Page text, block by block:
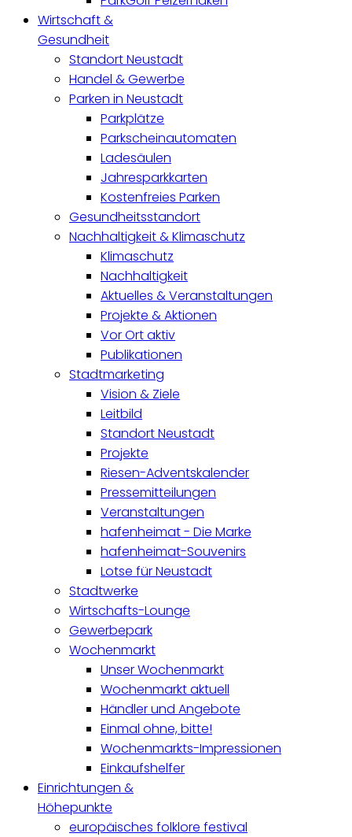
Wirtschaft &
Gesundheit
Standort Neustadt
Handel & Gewerbe
Parken in Neustadt
Parkplätze
Parkscheinautomaten
Ladesäulen
Jahresparkkarten
Kostenfreies Parken
Gesundheitsstandort
Nachhaltigkeit & Klimaschutz
Klimaschutz
Nachhaltigkeit
Aktuelles & Veranstaltungen
Projekte & Aktionen
Vor Ort aktiv
Publikationen
Stadtmarketing
Vision & Ziele
Leitbild
Standort Neustadt
Projekte
Riesen-Adventskalender
Pressemitteilungen
Veranstaltungen
hafenheimat - Die Marke
hafenheimat-Souvenirs
Lotse für Neustadt
Stadtwerke
Wirtschafts-Lounge
Gewerbepark
Wochenmarkt
Unser Wochenmarkt
Wochenmarkt aktuell
Händler und Angebote
Einmal ohne, bitte!
Wochenmarkts-Impressionen
Einkaufshelfer
Einrichtungen &
Höhepunkte
europäisches folklore festival